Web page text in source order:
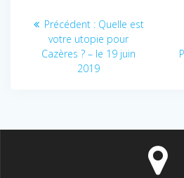
Navigation
l’article
Précédent : Article
précédent
:
Quelle est
votre utopie pour
Cazères ? – le 19 juin
2019